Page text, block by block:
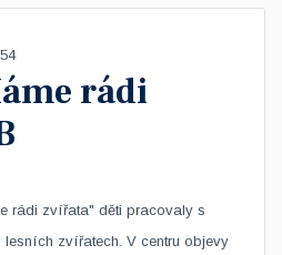
rádi
rádi zvířata" děti pracovaly s
zvířatech. V centru objevy